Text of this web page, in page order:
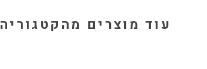
עוד מוצרים מהקטגוריה